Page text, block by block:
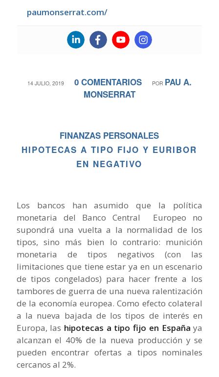
paumonserrat.com/
14 JULIO, 2019
/ 0 COMENTARIOS
/ POR PAU A.
MONSERRAT
FINANZAS PERSONALES
HIPOTECAS A TIPO FIJO Y EURIBOR
EN NEGATIVO
Los bancos han asumido que la política
monetaria del Banco Central Europeo no
supondrá una vuelta a la normalidad de los
tipos, sino más bien lo contrario: munición
monetaria de tipos negativos (con las
limitaciones que tiene estar ya en un escenario
de tipos congelados) para hacer frente a los
tambores de guerra de una nueva ralentización
de la economía europea. Como efecto colateral
a la nueva bajada de los tipos de interés en
Europa, las hipotecas a tipo fijo en España ya
alcanzan el 40% de la nueva producción y se
pueden encontrar ofertas a tipos nominales
cercanos al 2%.